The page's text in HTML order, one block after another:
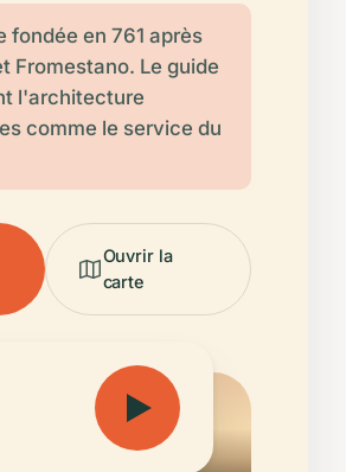
fondée en 761 après
Fromestano. Le guide
l'architecture
comme le service du
Ouvrir la
carte